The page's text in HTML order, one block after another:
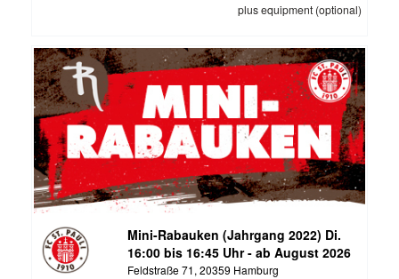
plus equipment (optional)
Mini-Rabauken (Jahrgang 2022) Di.
16:00 bis 16:45 Uhr - ab August 2026
Feldstraße 71, 20359 Hamburg